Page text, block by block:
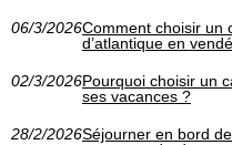
06/3/2026Comment choisir un
d’atlantique en
02/3/2026Pourquoi choisir un
ses vacances ?
28/2/2026Séjourner en bord